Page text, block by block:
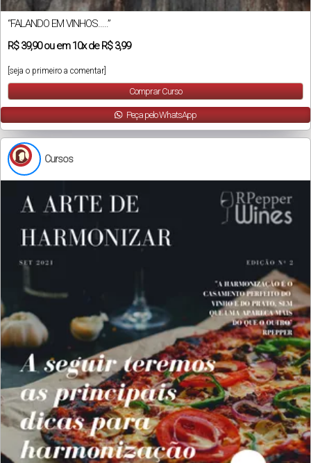
“FALANDO EM VINHOS…..”
R$39,90ou em10xde R$ 3,99
[seja o primeiro a comentar]
Comprar Curso
Peça pelo WhatsApp
Cursos